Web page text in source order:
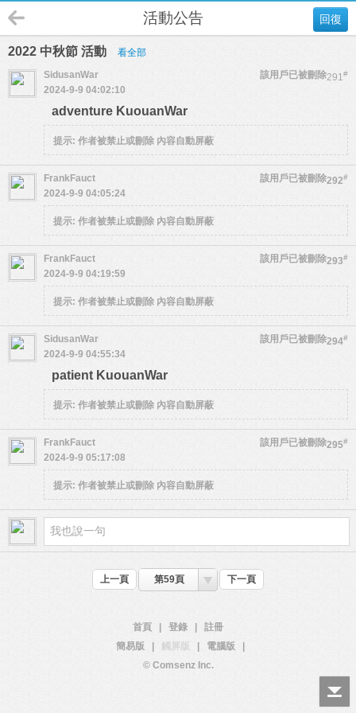
回復
活動公告
2022 中秋節 活動 看全部
291#
SidusanWar
該用戶已被刪除
2024-9-9 04:02:10
adventure KuouanWar
提示: 作者被禁止或刪除 內容自動屏蔽
292#
FrankFauct
該用戶已被刪除
2024-9-9 04:05:24
提示: 作者被禁止或刪除 內容自動屏蔽
293#
FrankFauct
該用戶已被刪除
2024-9-9 04:19:59
提示: 作者被禁止或刪除 內容自動屏蔽
294#
SidusanWar
該用戶已被刪除
2024-9-9 04:55:34
patient KuouanWar
提示: 作者被禁止或刪除 內容自動屏蔽
295#
FrankFauct
該用戶已被刪除
2024-9-9 05:17:08
提示: 作者被禁止或刪除 內容自動屏蔽
上一頁 第59頁 下一頁
首頁 登錄
註冊
簡易版
觸屏版 電腦版
© Comsenz Inc.